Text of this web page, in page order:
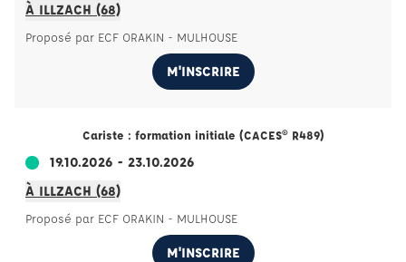
À ILLZACH (68)
Proposé par ECF ORAKIN - MULHOUSE
M'INSCRIRE
Cariste : formation initiale (CACES® R489)
19.10.2026 - 23.10.2026
À ILLZACH (68)
Proposé par ECF ORAKIN - MULHOUSE
M'INSCRIRE